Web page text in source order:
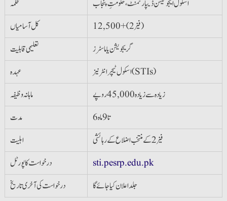
محکمہ
اسکول ایجوکیشن ڈیپارٹمنٹ، حکومتِ پنجاب
کل آسامیاں
12,500+ (فیز 2)
تعلیمی قابلیت
گریجویشن یا ماسٹرز
عہدہ
اسکول ٹیچر انٹرنیز (STIs)
ماہانہ وظیفہ
زیادہ سے زیادہ 45,000 روپے
مدت
6 تا 9 ماہ
اہلیت
فیز 2 کے منتخب اضلاع کے رہائشی
درخواست کا پورٹل
sti.pesrp.edu.pk
درخواست کی آخری تاریخ
جلد اعلان کیا جائے گا